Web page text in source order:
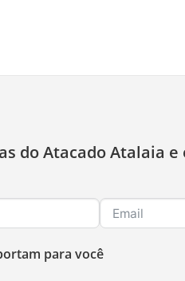
do Atacado Atalaia e
para você